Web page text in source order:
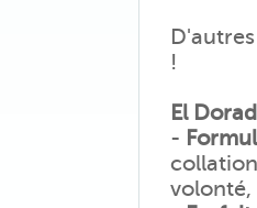
!
El
-
volonté,